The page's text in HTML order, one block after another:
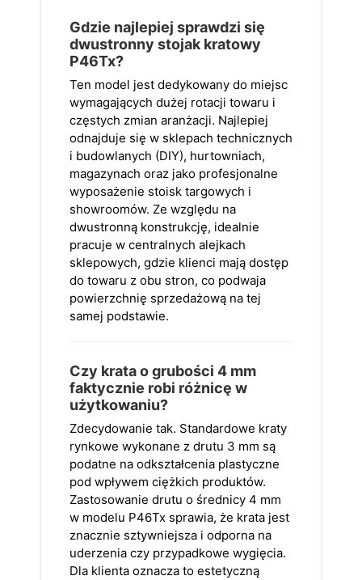
Gdzie najlepiej sprawdzi się
dwustronny stojak kratowy
P46Tx?
Ten model jest dedykowany do miejsc
wymagających dużej rotacji towaru i
częstych zmian aranżacji. Najlepiej
odnajduje się w sklepach technicznych
i budowlanych (DIY), hurtowniach,
magazynach oraz jako profesjonalne
wyposażenie stoisk targowych i
showroomów. Ze względu na
dwustronną konstrukcję, idealnie
pracuje w centralnych alejkach
sklepowych, gdzie klienci mają dostęp
do towaru z obu stron, co podwaja
powierzchnię sprzedażową na tej
samej podstawie.
Czy krata o grubości 4 mm
faktycznie robi różnicę w
użytkowaniu?
Zdecydowanie tak. Standardowe kraty
rynkowe wykonane z drutu 3 mm są
podatne na odkształcenia plastyczne
pod wpływem ciężkich produktów.
Zastosowanie drutu o średnicy 4 mm
w modelu P46Tx sprawia, że krata jest
znacznie sztywniejsza i odporna na
uderzenia czy przypadkowe wygięcia.
Dla klienta oznacza to estetyczną